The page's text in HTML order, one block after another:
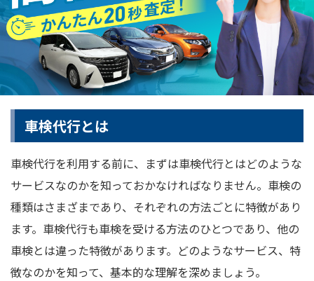
車検代行とは
車検代行を利用する前に、まずは車検代行とはどのような
サービスなのかを知っておかなければなりません。車検の
種類はさまざまであり、それぞれの方法ごとに特徴があり
ます。車検代行も車検を受ける方法のひとつであり、他の
車検とは違った特徴があります。どのようなサービス、特
徴なのかを知って、基本的な理解を深めましょう。